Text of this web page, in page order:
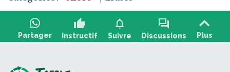
Partager
thumb_up
Instructif
notifications
Suivre
forum
Discussions Plus